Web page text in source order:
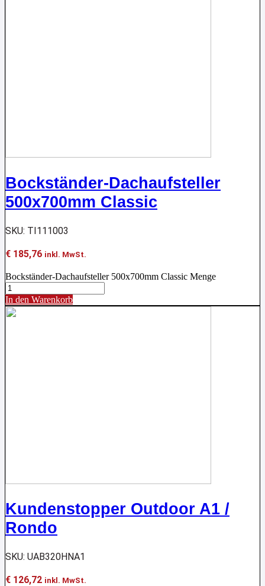
Bockständer-Dachaufsteller
500x700mm Classic
SKU: TI111003
€ 185,76 inkl. MwSt.
Bockständer-Dachaufsteller 500x700mm Classic Menge
In den Warenkorb
Kundenstopper Outdoor A1 /
Rondo
SKU: UAB320HNA1
€ 126,72 inkl. MwSt.